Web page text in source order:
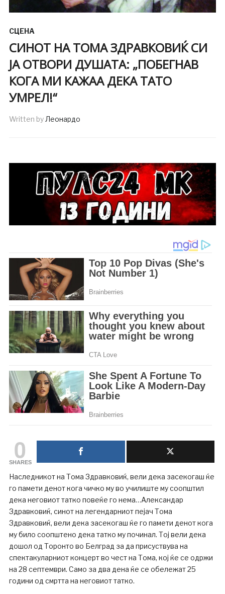
СЦЕНА
СИНОТ НА ТОМА ЗДРАВКОВИЌ СИ
ЈА ОТВОРИ ДУШАТА: „ПОБЕГНАВ
КОГА МИ КАЖАА ДЕКА ТАТО
УМРЕЛ!“
Written byЛеонардо
0
SHARES
Наследникот на Тома Здравковиќ, вели дека засекогаш ќе
го памети денот кога чичко му во училиште му соопштил
дека неговиот татко повеќе го нема…Александар
Здравковиќ, синот на легендарниот пејач Тома
Здравковиќ, вели дека засекогаш ќе го памети денот кога
му било соопштено дека татко му починал. Тој вели дека
дошол од Торонто во Белград за да присуствува на
спектакуларниот концерт во чест на Тома, кој ќе се одржи
на 28 септември. Само за два дена ќе се обележат 25
години од смртта на неговиот татко.